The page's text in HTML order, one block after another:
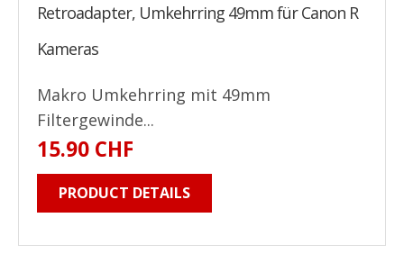
Retroadapter, Umkehrring 49mm für Canon R
Kameras
Makro Umkehrring mit 49mm
Filtergewinde...
15.90 CHF
PRODUCT DETAILS